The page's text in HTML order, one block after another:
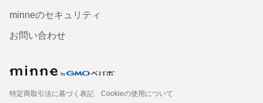
minneのセキュリティ
お問い合わせ
特定商取引法に基づく表記
Cookieの使用について